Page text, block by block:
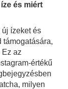
és miért
új ízeket és
támogatására,
Ez az
értékű
milyen